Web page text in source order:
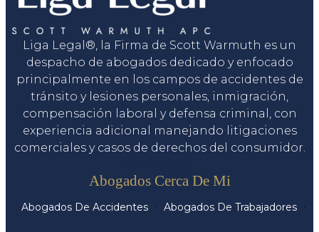
Liga Legal®, la Firma de Scott Warmuth es un
despacho de abogados dedicado y enfocado
principalmente en los campos de accidentes de
tránsito y lesiones personales, inmigración,
compensación laboral y defensa criminal, con
experiencia adicional manejando litigaciones
comerciales y casos de derechos del consumidor.
Abogados Cerca De Mi
Abogados De Accidentes Abogados De Trabajadores